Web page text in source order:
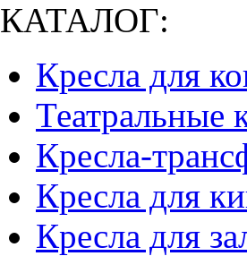
КАТАЛОГ:
Кресла для
Театральные
Кресла-
Кресла для
Кресла для